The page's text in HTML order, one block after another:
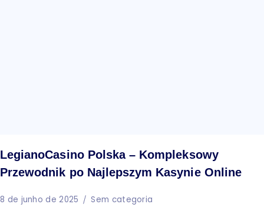
LegianoCasino Polska – Kompleksowy
Przewodnik po Najlepszym Kasynie Online
8 de junho de 2025 Sem categoria